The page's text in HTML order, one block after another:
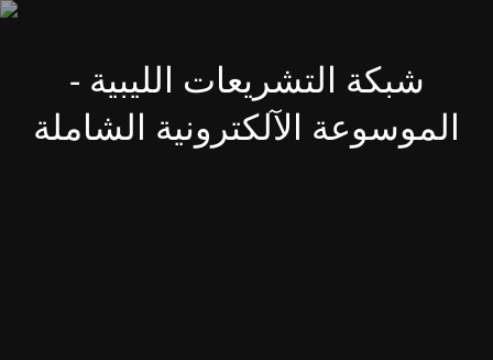
شبكة التشريعات الليبية -
الموسوعة الآلكترونية الشاملة